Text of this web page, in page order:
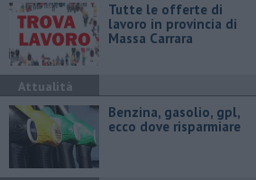
​Tutte le offerte di
lavoro in provincia di
Massa Carrara
Attualità
​Benzina, gasolio, gpl,
ecco dove risparmiare